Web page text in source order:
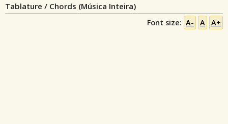
Tablature / Chords (Música Inteira)
Font size: A- A A+